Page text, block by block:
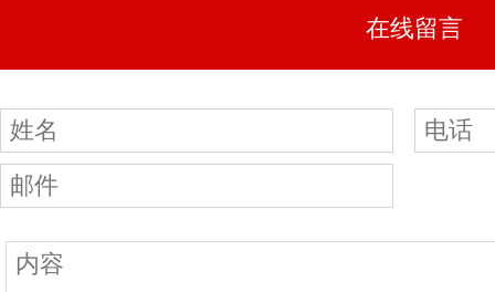
在线留言